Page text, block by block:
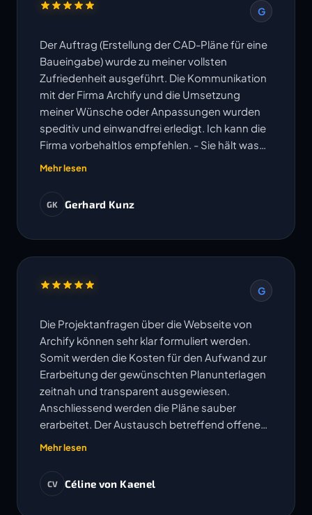
G
Der Auftrag (Erstellung der CAD-Pläne für eine
Baueingabe) wurde zu meiner vollsten
Zufriedenheit ausgeführt. Die Kommunikation
mit der Firma Archify und die Umsetzung
meiner Wünsche oder Anpassungen wurden
speditiv und einwandfrei erledigt. Ich kann die
Firma vorbehaltlos empfehlen. - Sie hält was
ihre Website verspricht!
Mehr lesen
GK Gerhard Kunz
G
Die Projektanfragen über die Webseite von
Archify können sehr klar formuliert werden.
Somit werden die Kosten für den Aufwand zur
Erarbeitung der gewünschten Planunterlagen
zeitnah und transparent ausgewiesen.
Anschliessend werden die Pläne sauber
erarbeitet. Der Austausch betreffend offenen
Fragen erfolgt sehr unkompliziert und
Termine werden eingehalten. Ich freue mich
Mehr lesen
CV Céline von Kaenel